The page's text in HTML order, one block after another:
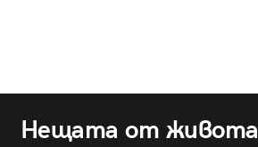
Нещата от живота